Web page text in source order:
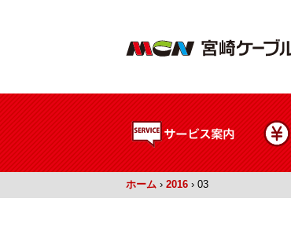
ホーム › 2016 › 03